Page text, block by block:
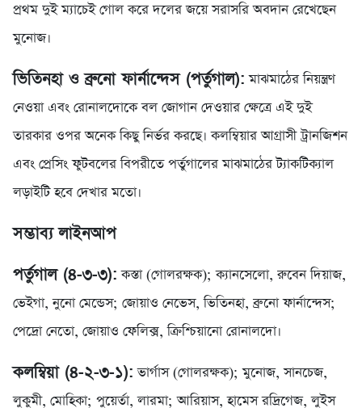
প্রথম দুই ম্যাচেই গোল করে দলের জয়ে সরাসরি অবদান রেখেছেন
মুনোজ।
ভিতিনহা ও ব্রুনো ফার্নান্দেস (পর্তুগাল): মাঝমাঠের নিয়ন্ত্রণ
নেওয়া এবং রোনালদোকে বল জোগান দেওয়ার ক্ষেত্রে এই দুই
তারকার ওপর অনেক কিছু নির্ভর করছে। কলম্বিয়ার আগ্রাসী ট্রানজিশন
এবং প্রেসিং ফুটবলের বিপরীতে পর্তুগালের মাঝমাঠের ট্যাকটিক্যাল
লড়াইটি হবে দেখার মতো।
সম্ভাব্য লাইনআপ
পর্তুগাল (৪-৩-৩): কস্তা (গোলরক্ষক); ক্যানসেলো, রুবেন দিয়াজ,
ভেইগা, নুনো মেন্ডেস; জোয়াও নেভেস, ভিতিনহা, ব্রুনো ফার্নান্দেস;
পেদ্রো নেতো, জোয়াও ফেলিক্স, ক্রিশ্চিয়ানো রোনালদো।
কলম্বিয়া (৪-২-৩-১): ভার্গাস (গোলরক্ষক); মুনোজ, সানচেজ,
লুকুমী, মোহিকা; পুয়ের্তা, লারমা; আরিয়াস, হামেস রদ্রিগেজ, লুইস